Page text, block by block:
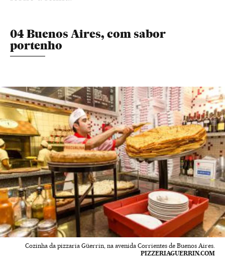
04 Buenos Aires, com sabor
portenho
Cozinha da pizzaria Güerrin, na avenida Corrientes de Buenos Aires.
PIZZERIAGUERRIN.COM